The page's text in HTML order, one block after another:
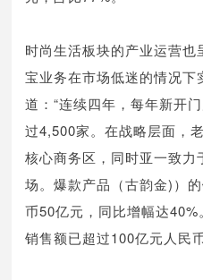
时尚生活板块的产业运营
宝业务在市场低迷的情况下
道：“连续四年，每年新开
过4,500家。在战略层面，
核心商务区，同时亚一致
场。爆款产品（古韵金)）
币50亿元，同比增幅达
销售额已超过100亿元人民